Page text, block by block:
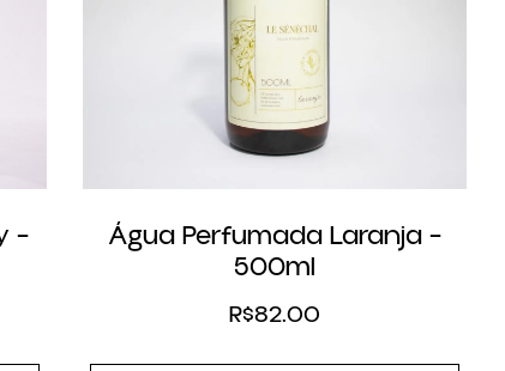
–
Água Perfumada Laranja –
500ml
R$82.00